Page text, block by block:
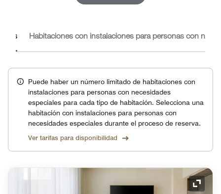
Habitaciones con instalaciones para personas con
Puede haber un número limitado de habitaciones con
instalaciones para personas con necesidades
especiales para cada tipo de habitación. Selecciona una
habitación con instalaciones para personas con
necesidades especiales durante el proceso de reserva.
Ver tarifas para disponibilidad
Icono